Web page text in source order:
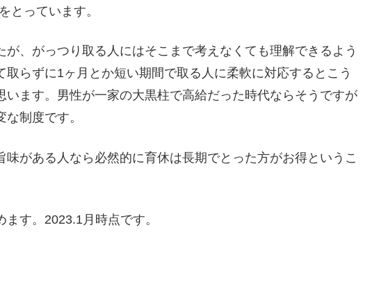
とっています。
、がっつり取る人にはそこまで考えなくても理解できるよう
らずに1ヶ月とか短い期間で取る人に柔軟に対応するとこう
います。男性が一家の大黒柱で高給だった時代ならそうですが
制度です。
がある人なら必然的に育休は長期でとった方がお得というこ
す。2023.1月時点です。